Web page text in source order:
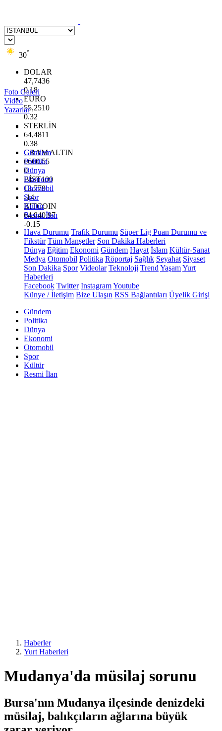
30°
DOLAR
47,7436
0.18
EURO
55,2510
0.32
STERLİN
64,4811
0.38
GRAM ALTIN
6660.55
0
BİST100
13.779
-14
BITCOIN
64.840,97
-0.15
Foto Galeri
Video
Yazarlar
Gündem
Politika
Dünya
Ekonomi
Otomobil
Spor
Kültür
Resmi İlan
Hava Durumu Trafik Durumu Süper Lig Puan Durumu ve
Fikstür Tüm Manşetler Son Dakika Haberleri
Dünya Eğitim Ekonomi Gündem Hayat İslam Kültür-Sanat
Medya Otomobil Politika Röportaj Sağlık Seyahat Siyaset
Son Dakika Spor Videolar Teknoloji Trend YaşamYurt
Haberleri
Facebook Twitter InstagramYoutube
Künye / İletişim Bize Ulaşın RSS Bağlantıları Üyelik Girişi
Gündem
Politika
Dünya
Ekonomi
Otomobil
Spor
Kültür
Resmi İlan
Haberler
Yurt Haberleri
Mudanya'da müsilaj sorunu
Bursa'nın Mudanya ilçesinde denizdeki
müsilaj, balıkçıların ağlarına büyük